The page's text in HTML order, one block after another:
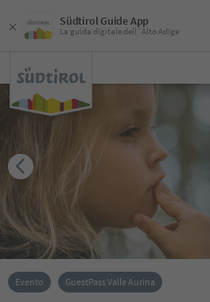
Südtirol Guide App
La guida digitale dell´Alto Adige
Evento GuestPass Valle Aurina